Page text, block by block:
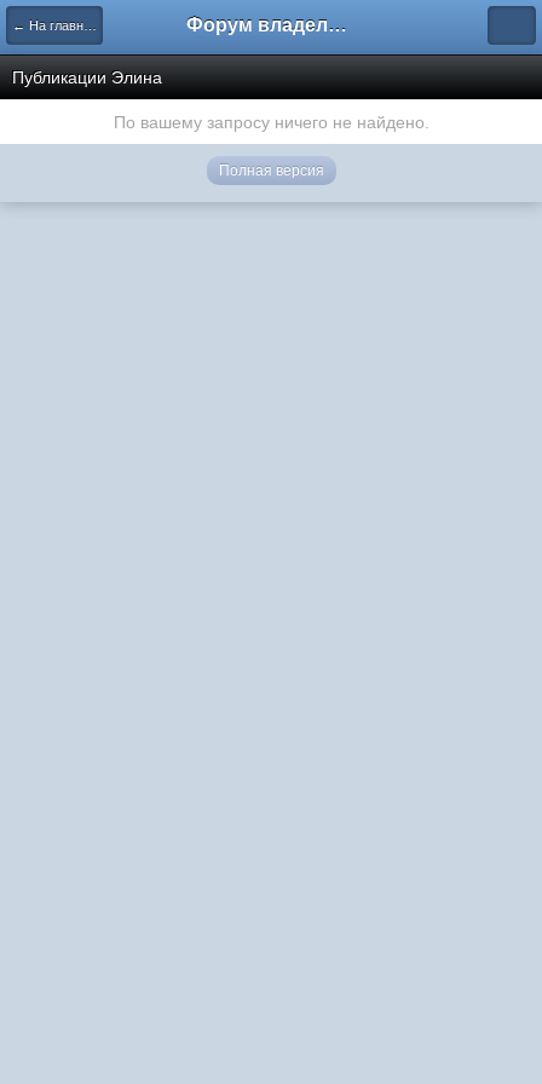
← На главную Форум владельцев интернет-магазинов
Публикации Элина
По вашему запросу ничего не найдено.
Полная версия